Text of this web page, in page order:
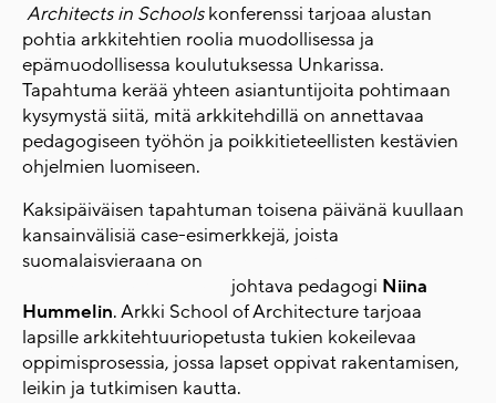
Architects in Schoolskonferenssi tarjoaa alustan
pohtia arkkitehtien roolia muodollisessa ja
epämuodollisessa koulutuksessa Unkarissa.
Tapahtuma kerää yhteen asiantuntijoita pohtimaan
kysymystä siitä, mitä arkkitehdillä on annettavaa
pedagogiseen työhön ja poikkitieteellisten kestävien
ohjelmien luomiseen.
Kaksipäiväisen tapahtuman toisena päivänä kuullaan
kansainvälisiä case-esimerkkejä, joista
suomalaisvieraana on
johtava pedagogi Niina
Hummelin. Arkki School of Architecture tarjoaa
lapsille arkkitehtuuriopetusta tukien kokeilevaa
oppimisprosessia, jossa lapset oppivat rakentamisen,
leikin ja tutkimisen kautta.